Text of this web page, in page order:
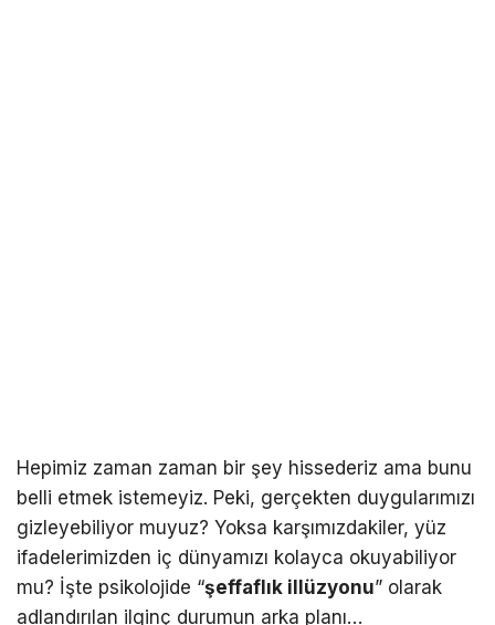
Hepimiz zaman zaman bir şey hissederiz ama bunu
belli etmek istemeyiz. Peki, gerçekten duygularımızı
gizleyebiliyor muyuz? Yoksa karşımızdakiler, yüz
ifadelerimizden iç dünyamızı kolayca okuyabiliyor
mu? İşte psikolojide “şeffaflık illüzyonu” olarak
adlandırılan ilginç durumun arka planı…